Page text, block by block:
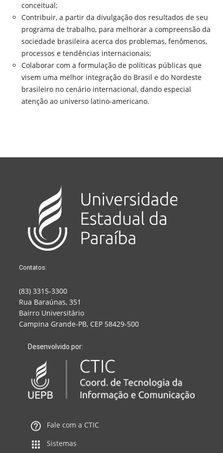
conceitual;
Contribuir, a partir da divulgação dos resultados de seu
programa de trabalho, para melhorar a compreensão da
sociedade brasileira acerca dos problemas, fenômenos,
processos e tendências internacionais;
Colaborar com a formulação de políticas públicas que
visem uma melhor integração do Brasil e do Nordeste
brasileiro no cenário internacional, dando especial
atenção ao universo latino-americano.
Contatos:
(83) 3315-3300
Rua Baraúnas, 351
Bairro Universitário
Campina Grande-PB, CEP 58429-500
Desenvolvido por:
Fale com a CTIC
Sistemas